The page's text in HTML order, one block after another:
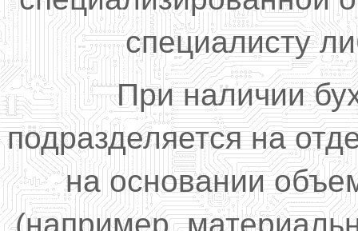
специалисту
При наличии
подразделяется на
на основании